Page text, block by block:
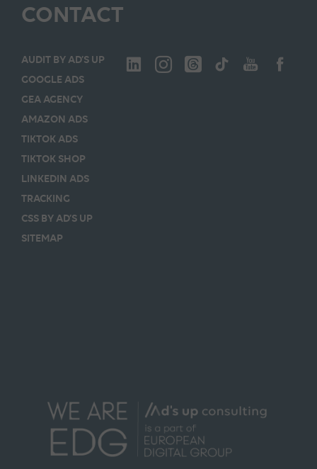
CONTACT
AUDIT BY AD’S UP
GOOGLE ADS
GEA AGENCY
AMAZON ADS
TIKTOK ADS
TIKTOK SHOP
LINKEDIN ADS
TRACKING
CSS BY AD’S UP
SITEMAP